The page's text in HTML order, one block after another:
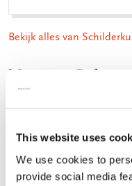
This website uses
We use cookies to
provide social media
Bekijk alles van
Meer van Cadeau